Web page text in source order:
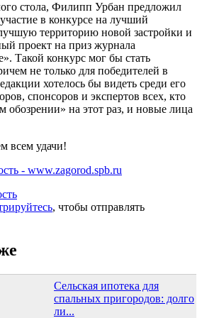
стола, Филипп Урбан предложил
в конкурсе на лучший
территорию новой застройки и
проект на приз журнала
Такой конкурс мог бы стать
не только для победителей в
хотелось бы видеть среди его
спонсоров и экспертов всех, кто
обозрении» на этот раз, и новые лица
всем удачи!
- www.zagorod.spb.ru
, чтобы отправлять
Сельская ипотека для
спальных пригородов: долго
ли...